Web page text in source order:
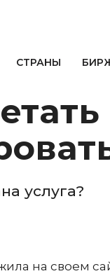
СТРАНЫ
услуга?
на своем